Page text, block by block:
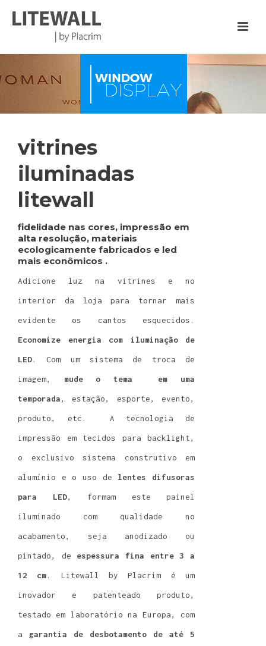
vitrines
iluminadas
litewall
fidelidade nas cores, impressão em
alta resolução, materiais
ecologicamente fabricados e led
mais econômicos .
Adicione luz na vitrines e no
interior da loja para tornar mais
evidente os cantos esquecidos.
Economize energia com iluminação de
LED. Com um sistema de troca de
imagem, mude o tema em uma
temporada, estação, esporte, evento,
produto, etc. A tecnologia de
impressão em tecidos para backlight,
o exclusivo sistema construtivo em
alumínio e o uso de lentes difusoras
para LED, formam este painel
iluminado com qualidade no
acabamento, seja anodizado ou
pintado, de espessura fina entre 3 a
12 cm. Litewall by Placrim é um
inovador e patenteado produto,
testado em laboratório na Europa, com
a garantia de desbotamento de até 5